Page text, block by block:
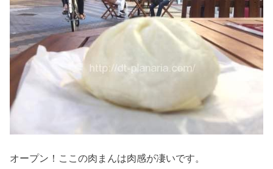
オープン！ここの肉まんは肉感が凄いです。